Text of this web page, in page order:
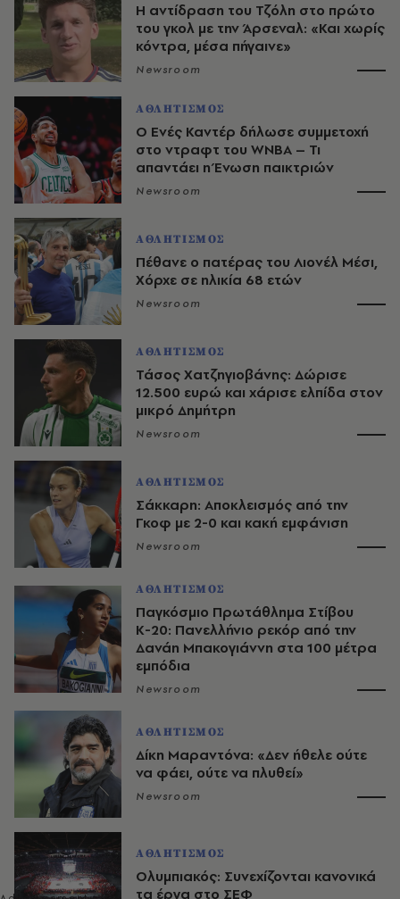
Η αντίδραση του Τζόλη στο πρώτο
του γκολ με την Άρσεναλ: «Και χωρίς
κόντρα, μέσα πήγαινε»
Newsroom
ΑΘΛΗΤΙΣΜΟΣ
Ο Ενές Καντέρ δήλωσε συμμετοχή
στο ντραφτ του WNBA – Τι
απαντάει η Ένωση παικτριών
Newsroom
ΑΘΛΗΤΙΣΜΟΣ
Πέθανε ο πατέρας του Λιονέλ Μέσι,
Χόρχε σε ηλικία 68 ετών
Newsroom
ΑΘΛΗΤΙΣΜΟΣ
Τάσος Χατζηγιοβάνης: Δώρισε
12.500 ευρώ και χάρισε ελπίδα στον
μικρό Δημήτρη
Newsroom
ΑΘΛΗΤΙΣΜΟΣ
Σάκκαρη: Αποκλεισμός από την
Γκοφ με 2-0 και κακή εμφάνιση
Newsroom
ΑΘΛΗΤΙΣΜΟΣ
Παγκόσμιο Πρωτάθλημα Στίβου
Κ-20: Πανελλήνιο ρεκόρ από την
Δανάη Μπακογιάννη στα 100 μέτρα
εμπόδια
Newsroom
ΑΘΛΗΤΙΣΜΟΣ
Δίκη Μαραντόνα: «Δεν ήθελε ούτε
να φάει, ούτε να πλυθεί»
Newsroom
ΑΘΛΗΤΙΣΜΟΣ
Ολυμπιακός: Συνεχίζονται κανονικά
τα έργα στο ΣΕΦ